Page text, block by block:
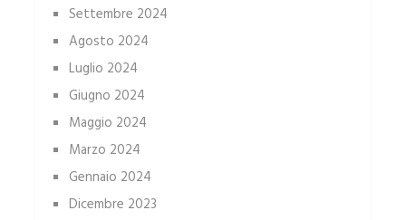
Settembre 2024
Agosto 2024
Luglio 2024
Giugno 2024
Maggio 2024
Marzo 2024
Gennaio 2024
Dicembre 2023